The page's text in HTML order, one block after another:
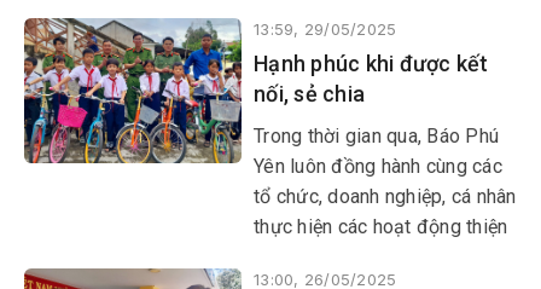
học. Đây là những phần
thưởng ý nghĩa dành cho sự
chăm chỉ, nỗ lực học tập của
các em trong suốt năm học
vừa qua.
13:59, 29/05/2025
Hạnh phúc khi được kết
nối, sẻ chia
​​​​​​​Trong thời gian qua, Báo Phú
Yên luôn đồng hành cùng các
tổ chức, doanh nghiệp, cá nhân
thực hiện các hoạt động thiện
13:00, 26/05/2025